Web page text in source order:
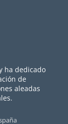
ha dedicado
de
aleadas